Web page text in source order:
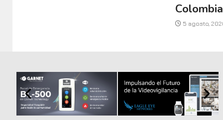
Colombia
5 agosto,